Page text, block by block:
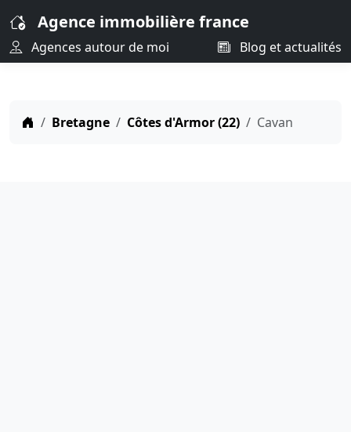
Agence immobilière france
Agences autour de moi Blog et actualités
Bretagne Côtes d'Armor (22) Cavan